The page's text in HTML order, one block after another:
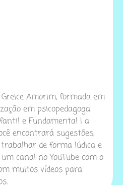
Amorim, formada em
em psicopedagoga.
e Fundamental I a
encontrará sugestões,
de forma lúdica e
canal no YouTube com o
muitos vídeos para